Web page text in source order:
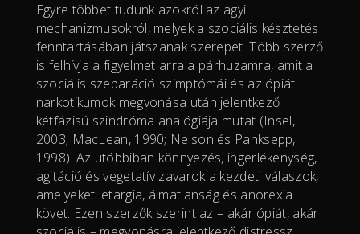
Egyre többet tudunk azokról az agyi
mechanizmusokról, melyek a szociális késztetés
fenntartásában játszanak szerepet. Több szerző
is felhívja a figyelmet arra a párhuzamra, amit a
szociális szeparáció szimptómái és az ópiát
narkotikumok megvonása után jelentkező
kétfázisú szindróma analógiája mutat (Insel,
2003; MacLean, 1990; Nelson és Panksepp,
1998). Az utóbbiban könnyezés, ingerlékenység,
agitáció és vegetatív zavarok a kezdeti válaszok,
amelyeket letargia, álmatlanság és anorexia
követ. Ezen szerzők szerint az – akár ópiát, akár